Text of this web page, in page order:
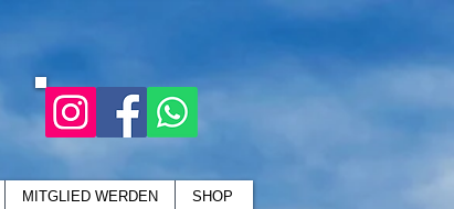
MITGLIED WERDEN SHOP